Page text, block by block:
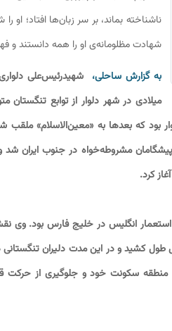
ناشناخته بماند، بر سر زبان‌ها افتاد؛
شهادت مظلومانه‌ى او را همه دانستند و
به گزارش ساحلی،
میلادی در شهر دلوار از توابع
بود که بعد‌ها به «معین‌الاسلام»
جمله پیشگامان مشروطه‌خواه در جنوب ایران
کرد.
انگلیس در خلیج فارس بود. وی
کشید و در این مدت دلیران تنگستانی
سکونت خود و جلوگیری از حرکت